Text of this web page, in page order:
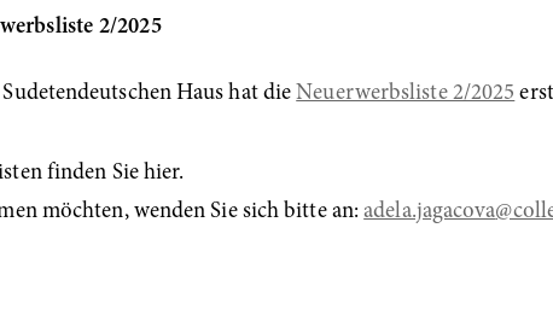
2/2025
Haus hat dieNeuerwerbsliste 2/2025
finden Sie hier.
möchten, wenden Sie sich bitte an:adela.jagacova